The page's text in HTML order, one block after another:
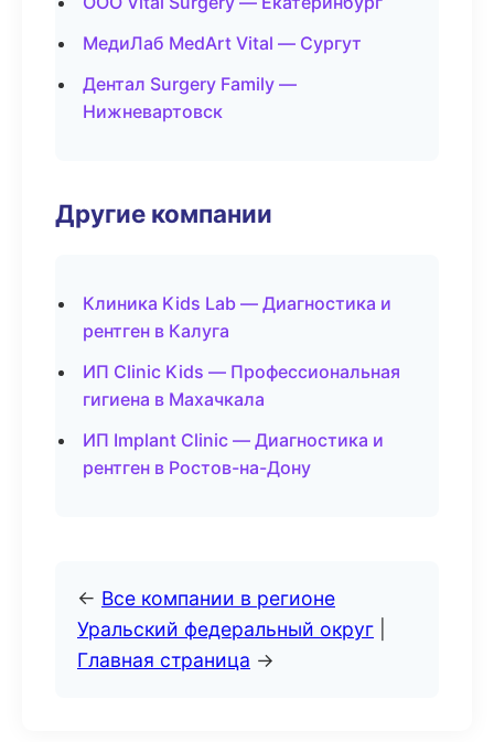
МедиЛаб MedArt Vital — Сургут
Дентал Surgery Family —
Нижневартовск
Другие компании
Клиника Kids Lab — Диагностика и
рентген в Калуга
ИП Clinic Kids — Профессиональная
гигиена в Махачкала
ИП Implant Clinic — Диагностика и
рентген в Ростов-на-Дону
← Все компании в регионе
Уральский федеральный округ
Главная страница →